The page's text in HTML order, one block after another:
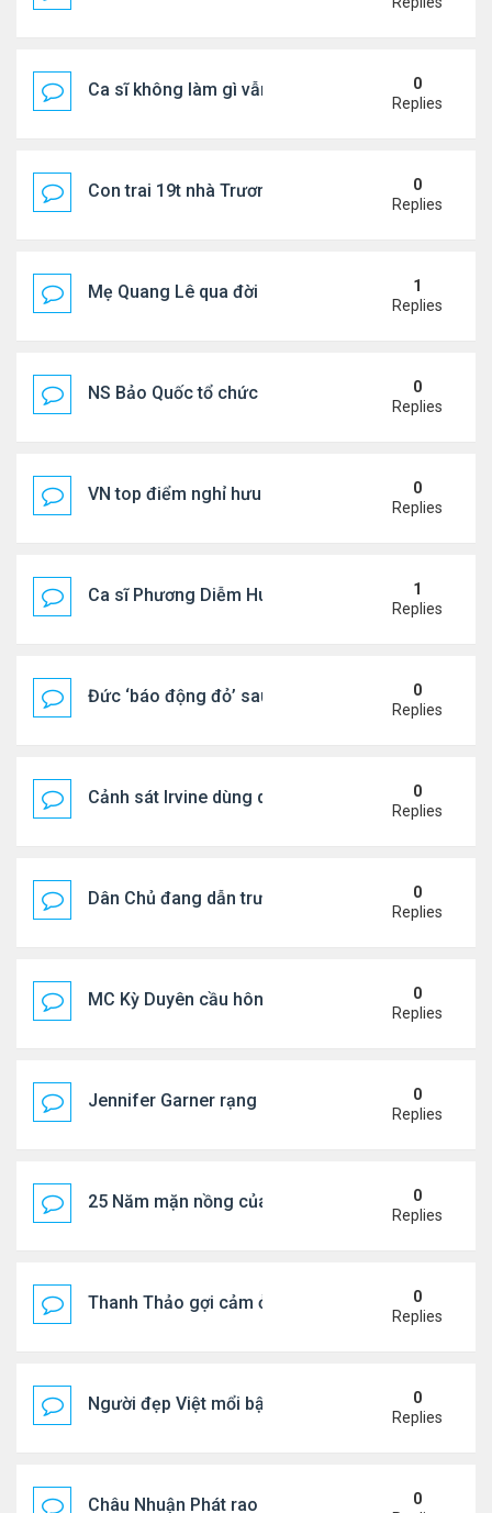
Ca sĩ không làm gì vẫn kiếm được 400 triệu đồng/
0
Replies
Con trai 19t nhà Trương Bá Chi - Tạ Đình Phong
0
Replies
Mẹ Quang Lê qua đời sau 2 năm đột quỵ. 1
Replies
NS Bảo Quốc tổ chức sn cho bà xã
0
Replies
VN top điểm nghỉ hưu lý tưởng cho người Mỹ
0
Replies
Ca sĩ Phương Diễm Huyền bị khởi tố
1
Replies
Đức ‘báo động đỏ’ sau vụ phát hiện UAV mang
0
Replies
Cảnh sát Irvine dùng drone bắt kẻ trộm trong
0
Replies
Dân Chủ đang dẫn trước Cộng Hòa trong các
0
Replies
MC Kỳ Duyên cầu hôn lại chồng cũ
0
Replies
Jennifer Garner rạng rỡ bên bạn trai kém 6 tuổi
0
Replies
25 Năm mặn nồng của 'Điệp viên 007'
0
Replies
Thanh Thảo gợi cảm ở tuổi 49
0
Replies
Người đẹp Việt mổi bật giữa dàn sao châu Á
0
Replies
Châu Nhuận Phát rao bán tài sản
0